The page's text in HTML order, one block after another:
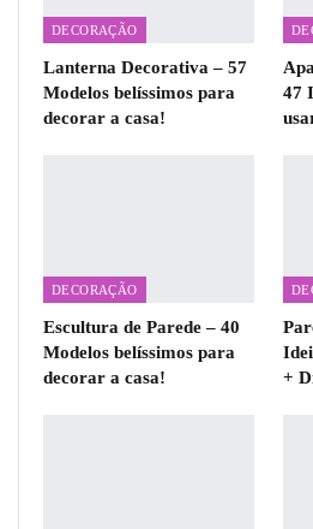
DECORAÇÃO
Lanterna Decorativa – 57
Modelos belíssimos para
decorar a casa!
47
DECORAÇÃO
Escultura de Parede – 40
Modelos belíssimos para
decorar a casa!
+